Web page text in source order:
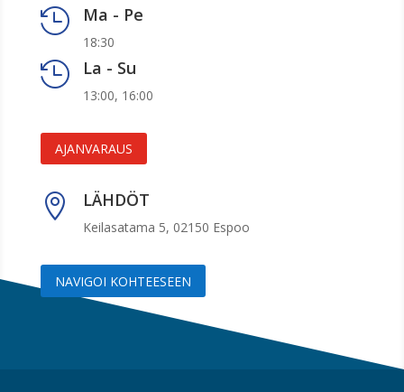
 Ma - Pe
18:30
 La - Su
13:00, 16:00
AJANVARAUS
 LÄHDÖT
Keilasatama 5, 02150 Espoo
NAVIGOI KOHTEESEEN